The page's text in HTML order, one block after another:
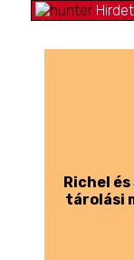
Richel
tárolási